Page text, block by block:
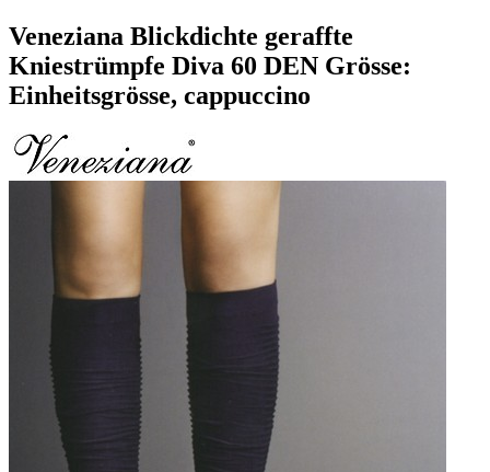
Veneziana Blickdichte geraffte
Kniestrümpfe Diva 60 DEN Grösse:
Einheitsgrösse, cappuccino